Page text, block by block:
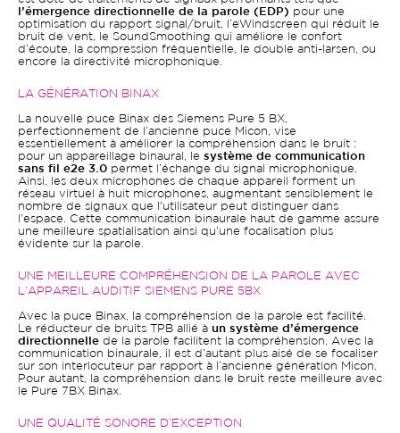
l’émergence directionnelle de la parole (EDP) pour une
optimisation du rapport signal/bruit, l’eWindscreen qui réduit le
bruit de vent, le SoundSmoothing qui améliore le confort
d’écoute, la compression fréquentielle, le double anti-larsen, ou
encore la directivité microphonique.
LA GÉNÉRATION BINAX
La nouvelle puce Binax des Siemens Pure 5 BX,
perfectionnement de l’ancienne puce Micon, vise
essentiellement à améliorer la compréhension dans le bruit :
pour un appareillage binaural, le système de communication
sans fil e2e 3.0 permet l’échange du signal microphonique.
Ainsi, les deux microphones de chaque appareil forment un
réseau virtuel à huit microphones, augmentant sensiblement le
nombre de signaux que l'utilisateur peut distinguer dans
l'espace. Cette communication binaurale haut de gamme assure
une meilleure spatialisation ainsi qu'une focalisation plus
évidente sur la parole.
UNE MEILLEURE COMPRÉHENSION DE LA PAROLE AVEC
L’APPAREIL AUDITIF SIEMENS PURE 5BX
Avec la puce Binax, la compréhension de la parole est facilité.
Le réducteur de bruits TPB allié à un système d’émergence
directionnelle de la parole facilitent la compréhension. Avec la
communication binaurale, il est d’autant plus aisé de se focaliser
sur son interlocuteur par rapport à l’ancienne génération Micon.
Pour autant, la compréhension dans le bruit reste meilleure avec
le Pure 7BX Binax.
UNE QUALITÉ SONORE D’EXCEPTION